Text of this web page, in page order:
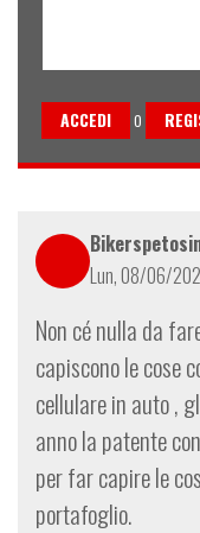
ACCEDI o
Lun, 08/06/
Non cé nulla da
capiscono le cose
cellulare in auto ,
anno la patente
per far capire le
portafoglio.